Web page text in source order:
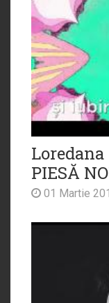
PIESĂ
01 Martie